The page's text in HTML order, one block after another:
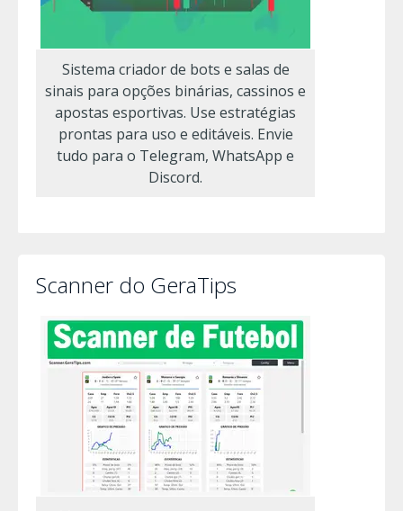
Sistema criador de bots e salas de
sinais para opções binárias, cassinos e
apostas esportivas. Use estratégias
prontas para uso e editáveis. Envie
tudo para o Telegram, WhatsApp e
Discord.
Scanner do GeraTips